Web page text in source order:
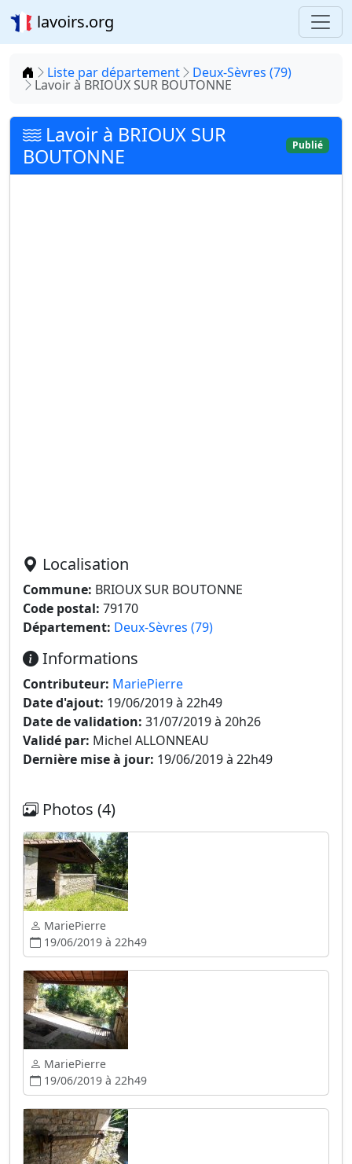
lavoirs.org
Accueil
Liste par département Deux-Sèvres (79)
Lavoir à BRIOUX SUR BOUTONNE
Lavoir à BRIOUX SUR
BOUTONNE
Publié
Localisation
Commune: BRIOUX SUR BOUTONNE
Code postal: 79170
Département: Deux-Sèvres (79)
Informations
Contributeur: MariePierre
Date d'ajout: 19/06/2019 à 22h49
Date de validation: 31/07/2019 à 20h26
Validé par: Michel ALLONNEAU
Dernière mise à jour: 19/06/2019 à 22h49
Photos (4)
MariePierre
19/06/2019 à 22h49
MariePierre
19/06/2019 à 22h49